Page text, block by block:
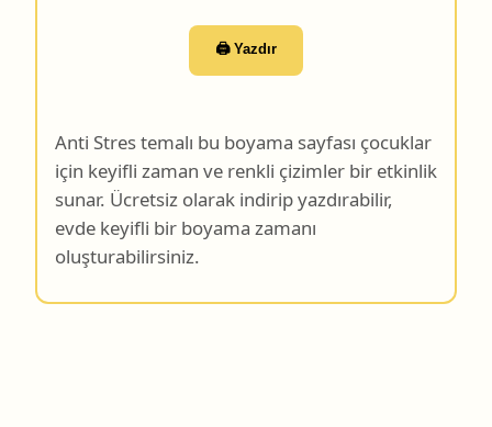
sunar. Ücretsiz olarak indirip yazdırabilir,
evde keyifli bir boyama zamanı
oluşturabilirsiniz.